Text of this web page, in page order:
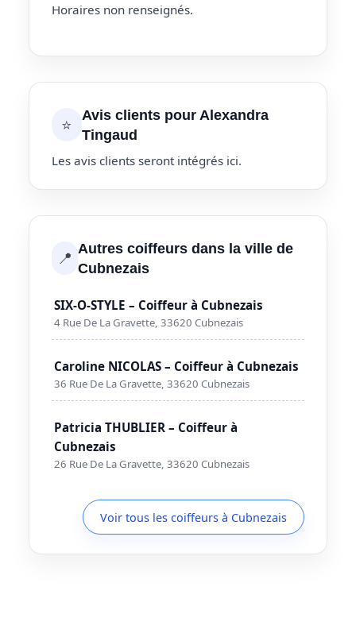
Horaires non renseignés.
⭐
Avis clients pour Alexandra
Tingaud
Les avis clients seront intégrés ici.
📍 Autres coiffeurs dans la ville de
Cubnezais
SIX-O-STYLE – Coiffeur à Cubnezais
4 Rue De La Gravette, 33620 Cubnezais
Caroline NICOLAS – Coiffeur à Cubnezais
36 Rue De La Gravette, 33620 Cubnezais
Patricia THUBLIER – Coiffeur à
Cubnezais
26 Rue De La Gravette, 33620 Cubnezais
Voir tous les coiffeurs à Cubnezais